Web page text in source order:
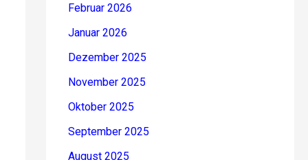
Februar 2026
Januar 2026
Dezember 2025
November 2025
Oktober 2025
September 2025
August 2025